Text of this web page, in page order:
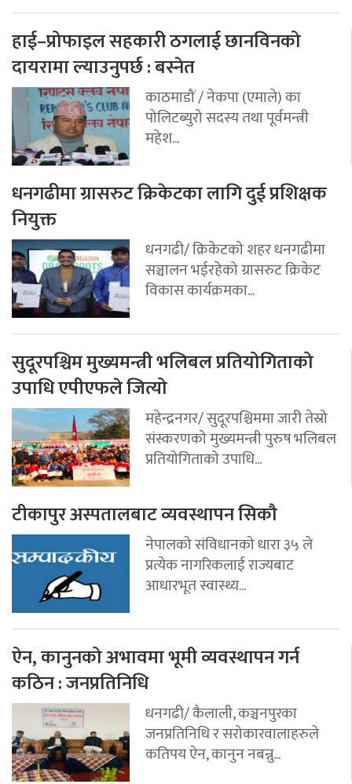
हाई–प्रोफाइल सहकारी ठगलाई छानविनको
दायरामा ल्याउनुपर्छ : बस्नेत
काठमाडौं / नेकपा (एमाले) का
पोलिटब्युरो सदस्य तथा पूर्वमन्त्री
महेश...
धनगढीमा ग्रासरुट क्रिकेटका लागि दुई प्रशिक्षक
नियुक्त
धनगढी/ क्रिकेटको शहर धनगढीमा
सञ्चालन भईरहेको ग्रासरुट क्रिकेट
विकास कार्यक्रमका...
सुदूरपश्चिम मुख्यमन्त्री भलिबल प्रतियोगिताको
उपाधि एपीएफले जित्यो
महेन्द्रनगर/ सुदूरपश्चिममा जारी तेस्रो
संस्करणको मुख्यमन्त्री पुरुष भलिबल
प्रतियोगिताको उपाधि...
टीकापुर अस्पतालबाट व्यवस्थापन सिकौ
नेपालको संविधानको धारा ३५ ले
प्रत्येक नागरिकलाई राज्यबाट
आधारभूत स्वास्थ्य...
ऐन, कानुनको अभावमा भूमी व्यवस्थापन गर्न
कठिन : जनप्रतिनिधि
धनगढी/ कैलाली, कञ्चनपुरका
जनप्रतिनिधि र सरोकारवालाहरुले
कतिपय ऐन, कानुन नबन्नु...